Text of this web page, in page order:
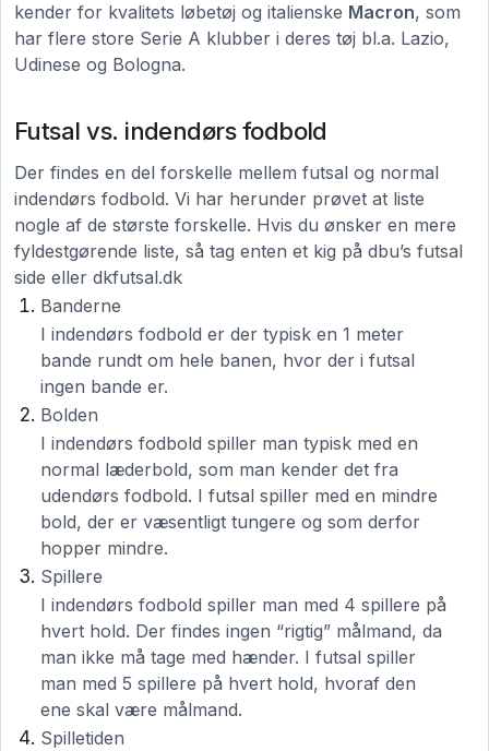
kender for kvalitets løbetøj og italienske Macron, som
har flere store Serie A klubber i deres tøj bl.a. Lazio,
Udinese og Bologna.
Futsal vs. indendørs fodbold
Der findes en del forskelle mellem futsal og normal
indendørs fodbold. Vi har herunder prøvet at liste
nogle af de største forskelle. Hvis du ønsker en mere
fyldestgørende liste, så tag enten et kig på dbu’s futsal
side eller dkfutsal.dk
Banderne
I indendørs fodbold er der typisk en 1 meter
bande rundt om hele banen, hvor der i futsal
ingen bande er.
Bolden
I indendørs fodbold spiller man typisk med en
normal læderbold, som man kender det fra
udendørs fodbold. I futsal spiller med en mindre
bold, der er væsentligt tungere og som derfor
hopper mindre.
Spillere
I indendørs fodbold spiller man med 4 spillere på
hvert hold. Der findes ingen “rigtig” målmand, da
man ikke må tage med hænder. I futsal spiller
man med 5 spillere på hvert hold, hvoraf den
ene skal være målmand.
Spilletiden